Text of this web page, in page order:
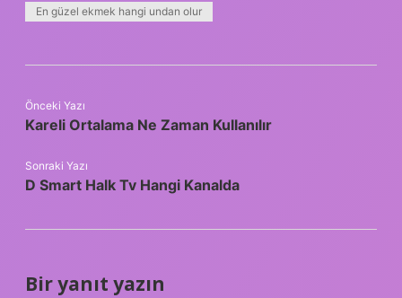
En güzel ekmek hangi undan olur
Önceki Yazı
Kareli Ortalama Ne Zaman Kullanılır
Sonraki Yazı
D Smart Halk Tv Hangi Kanalda
Bir yanıt yazın